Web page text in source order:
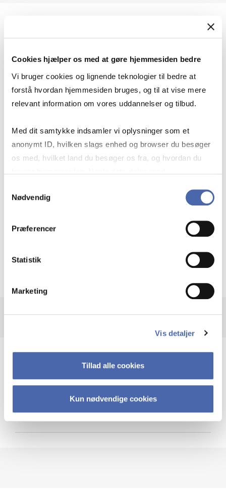
Cookies hjælper os med at gøre hjemmesiden bedre
Vi bruger cookies og lignende teknologier til bedre at
forstå hvordan hjemmesiden bruges, og til at vise mere
relevant information om vores uddannelser og tilbud.
Med dit samtykke indsamler vi oplysninger som et
anonymt ID, hvilken slags enhed og browser du besøger
os med, hvilket land du besøger os fra, og hvordan du
markedsføring. Du bestemmer selv - og kan altid trække
Nødvendig
Præferencer
Statistik
Marketing
Vis detaljer
Tillad alle cookies
Kun nødvendige cookies
Geopolitik og businesssikkerhed
navigerer man som virksomhed?
Krigen i Ukraine
Cybersikkerhed